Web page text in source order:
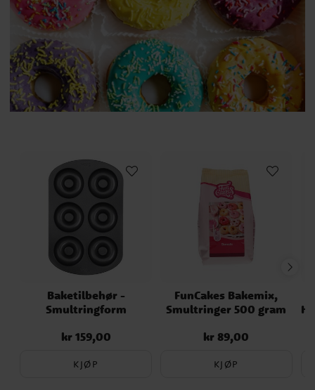
Baketilbehør -
Smultringform
Pris:kr 159,00
kr 159,00
KJØP
FunCakes Bakemix,
Smultringer 500 gram
Pris:kr 89,00
kr 89,00
KJØP